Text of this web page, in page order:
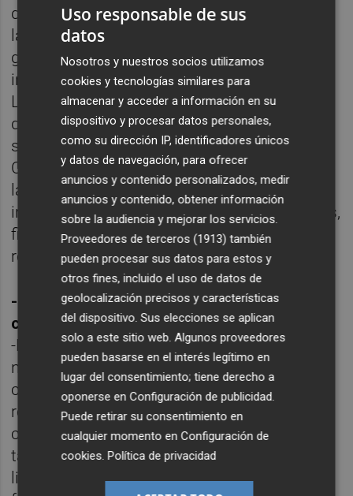
divulgación financiera llevada a cabo desde
la Fundación, así como los diccionarios y
glosarios editados. Agradecen mucho la
información y los consejos de los expertos.
Las recomendaciones de economía
domestica han dado pie a grandes debates
sobre hábitos de consumo e inversión. La
Comisión de Publicaciones del Patronato de
la Fundación ha priorizado la edición de
investigaciones sobre inversiones temáticas,
finanzas sostenibles/responsables y una
reforma de la ley de mecenazgo.
-¿Como se vive la economía domestica en
confinamiento?
-La economía domestica en confinamiento
nos ha facilitado hacer un ejercicio de
consciencia, autocontrol y madurez,
reflexionando sobre nuestros hábitos de
consumo e inversión. El hecho de comer
tantos días en casa, consumir menos, y
limitar las salidas al supermercado han
Uso responsable de sus
datos
Nosotros y nuestros socios utilizamos
cookies y tecnologías similares para
almacenar y acceder a información en su
dispositivo y procesar datos personales,
como su dirección IP, identificadores únicos
y datos de navegación, para ofrecer
anuncios y contenido personalizados, medir
anuncios y contenido, obtener información
sobre la audiencia y mejorar los servicios.
Proveedores de terceros (1913) también
pueden procesar sus datos para estos y
otros fines, incluido el uso de datos de
geolocalización precisos y características
del dispositivo. Sus elecciones se aplican
solo a este sitio web. Algunos proveedores
pueden basarse en el interés legítimo en
lugar del consentimiento; tiene derecho a
oponerse enConfiguración de publicidad.
Puede retirar su consentimiento en
cualquier momento enConfiguración de
cookies.Política de privacidad